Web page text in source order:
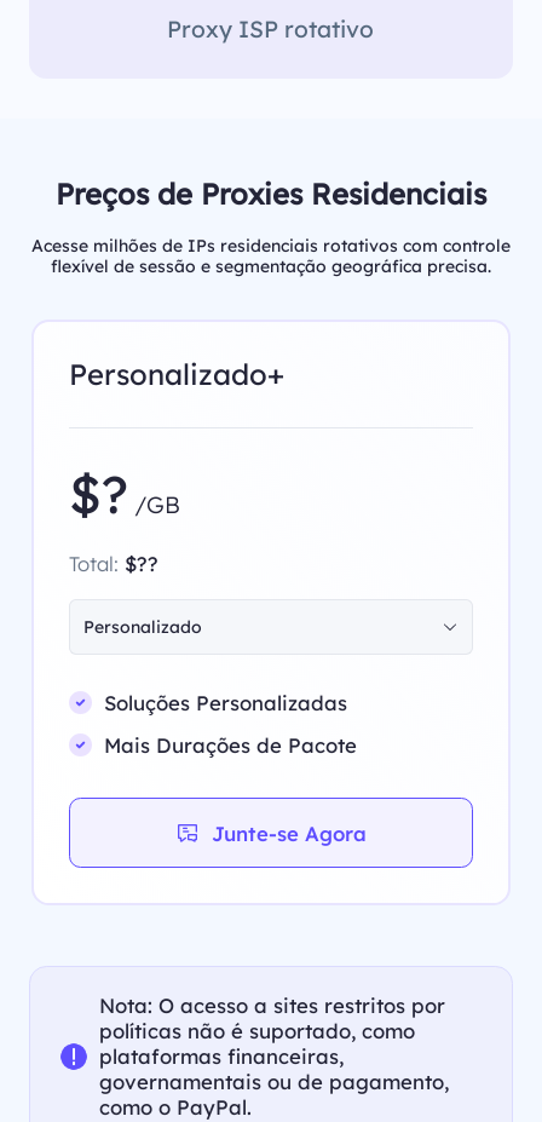
Proxy ISP rotativo
Preços de Proxies Residenciais
Acesse milhões de IPs residenciais rotativos com controle
flexível de sessão e segmentação geográfica precisa.
Personalizado+
$? /GB
Total: $??
Personalizado
Soluções Personalizadas
Mais Durações de Pacote
Junte-se Agora
Nota: O acesso a sites restritos por
políticas não é suportado, como
plataformas financeiras,
governamentais ou de pagamento,
como o PayPal.